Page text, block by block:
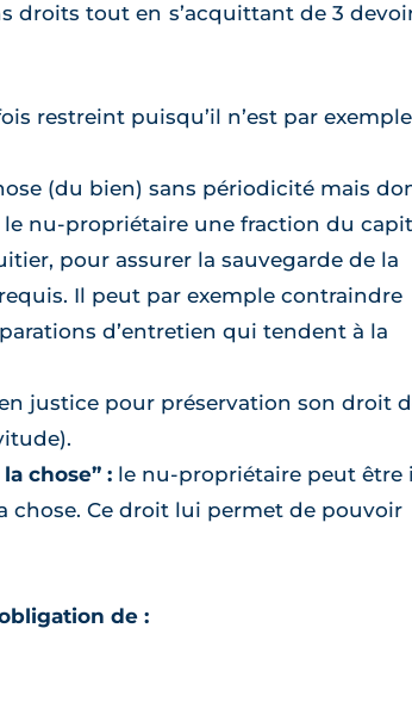
tout en s’acquittant de 3
restreint puisqu’il n’est par
(du bien) sans périodicité mais
nu-propriétaire une fraction du
pour assurer la sauvegarde de la
Il peut par exemple contraindre
d’entretien qui tendent à la
justice pour préservation son droit
chose” : le nu-propriétaire peut être
chose. Ce droit lui permet de pouvoir
de :